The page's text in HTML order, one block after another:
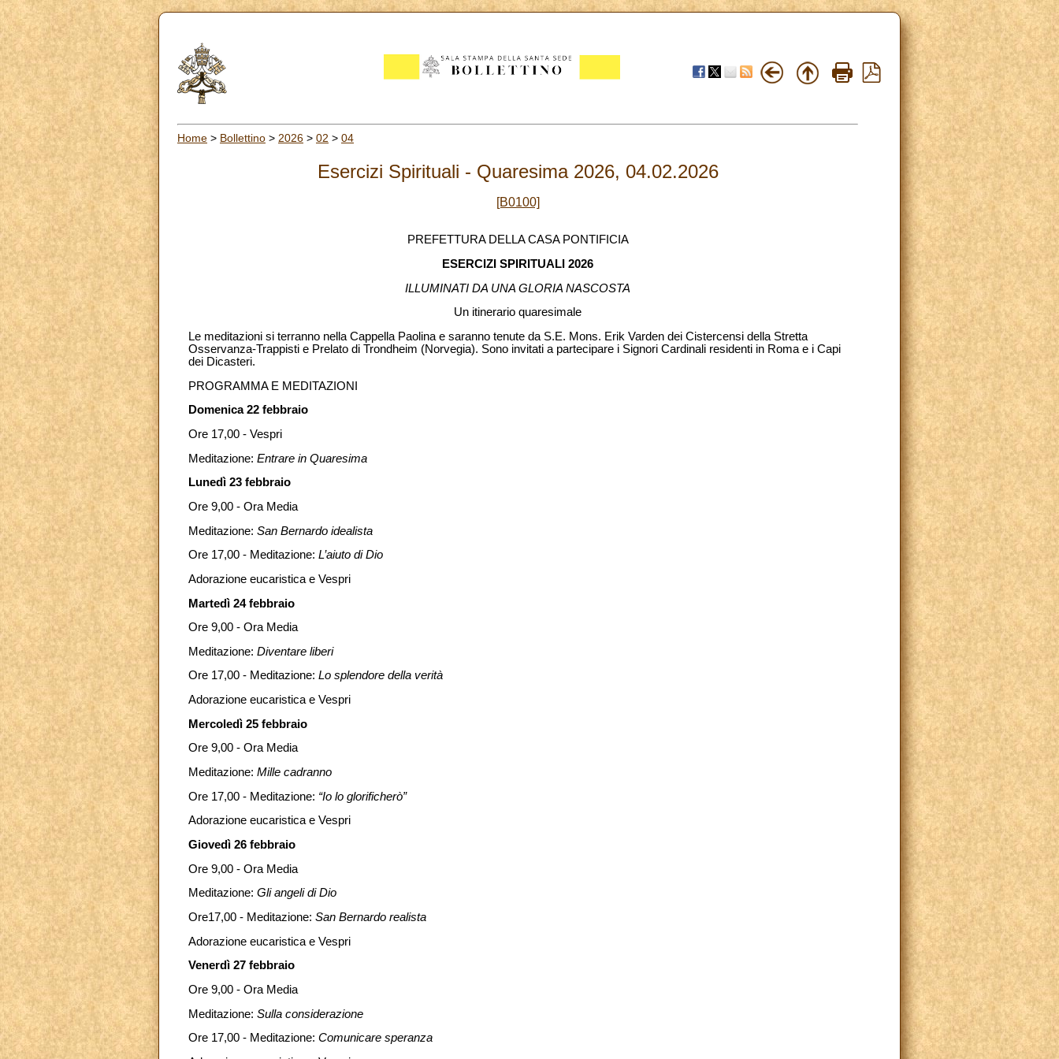
Home > Bollettino > 2026 > 02 > 04
Esercizi Spirituali - Quaresima 2026, 04.02.2026
[B0100]
PREFETTURA DELLA CASA PONTIFICIA
ESERCIZI SPIRITUALI 2026
ILLUMINATI DA UNA GLORIA NASCOSTA
Un itinerario quaresimale
Le meditazioni si terranno nella Cappella Paolina e saranno tenute da S.E. Mons. Erik Varden dei Cistercensi della Stretta
Osservanza-Trappisti e Prelato di Trondheim (Norvegia). Sono invitati a partecipare i Signori Cardinali residenti in Roma e i Capi
dei Dicasteri.
PROGRAMMA E MEDITAZIONI
Domenica 22 febbraio
Ore 17,00 - Vespri
Meditazione: Entrare in Quaresima
Lunedì 23 febbraio
Ore 9,00 - Ora Media
Meditazione: San Bernardo idealista
Ore 17,00 - Meditazione: L’aiuto di Dio
Adorazione eucaristica e Vespri
Martedì 24 febbraio
Ore 9,00 - Ora Media
Meditazione: Diventare liberi
Ore 17,00 - Meditazione: Lo splendore della verità
Adorazione eucaristica e Vespri
Mercoledì 25 febbraio
Ore 9,00 - Ora Media
Meditazione: Mille cadranno
Ore 17,00 - Meditazione: “Io lo glorificherò”
Adorazione eucaristica e Vespri
Giovedì 26 febbraio
Ore 9,00 - Ora Media
Meditazione: Gli angeli di Dio
Ore17,00 - Meditazione: San Bernardo realista
Adorazione eucaristica e Vespri
Venerdì 27 febbraio
Ore 9,00 - Ora Media
Meditazione: Sulla considerazione
Ore 17,00 - Meditazione: Comunicare speranza